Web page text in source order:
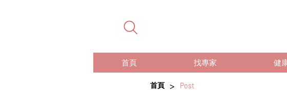
首頁 找專家 健
首頁 > Post